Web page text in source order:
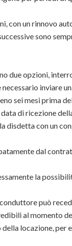
con un rinnovo
sono
due opzioni,
inviare
sei mesi prima
di ricezione
disdetta con un
dal
la
può
al momento
locazione, per